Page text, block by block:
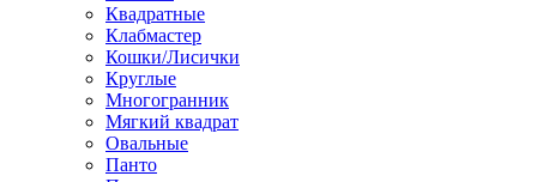
Квадратные
Клабмастер
Кошки/Лисички
Круглые
Многогранник
Мягкий квадрат
Овальные
Панто